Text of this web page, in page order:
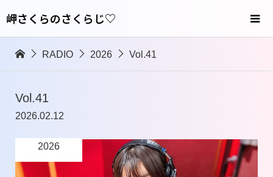
岬さくらのさくらじ♡
RADIO 2026 Vol.41
Vol.41
2026.02.12
2026